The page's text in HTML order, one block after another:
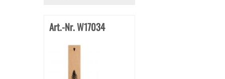
Art.-Nr. W17034